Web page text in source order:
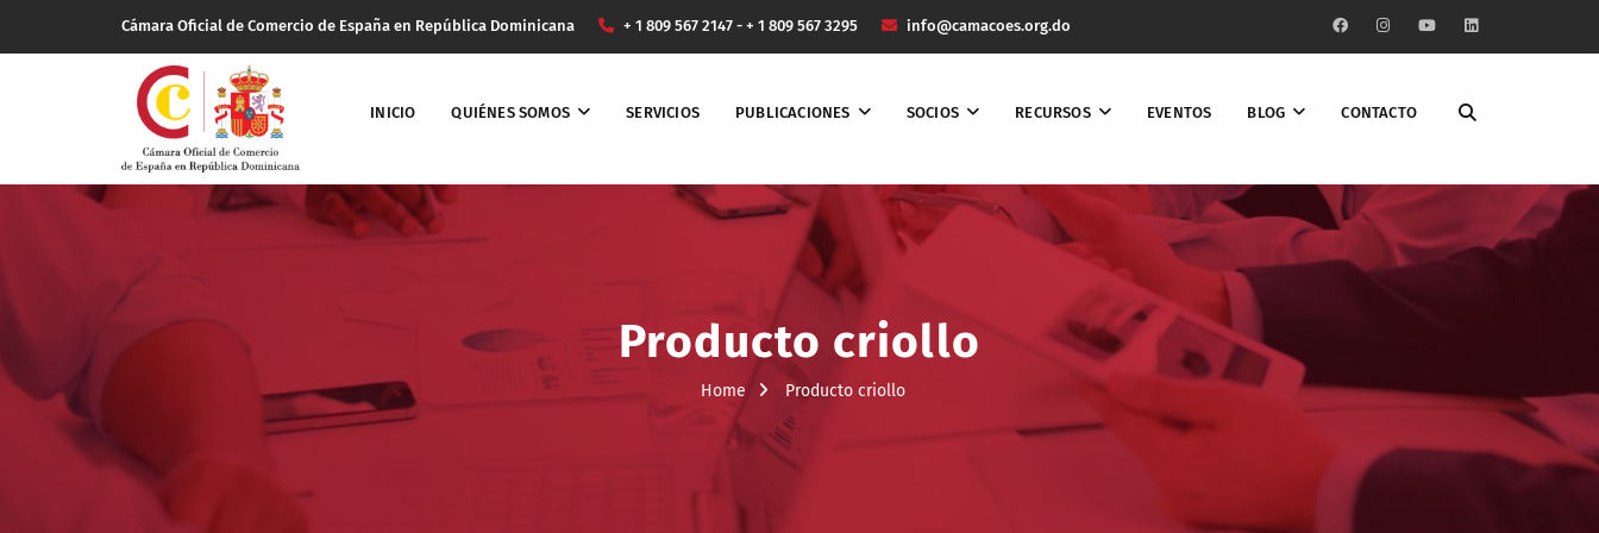
Cámara Oficial de Comercio de España en República Dominicana + 1 809 567 2147 - + 1 809 567 3295 info@camacoes.org.do
INICIO QUIÉNES SOMOS SERVICIOS PUBLICACIONES SOCIOS RECURSOS EVENTOS BLOG CONTACTO
Producto criollo
Home Producto criollo